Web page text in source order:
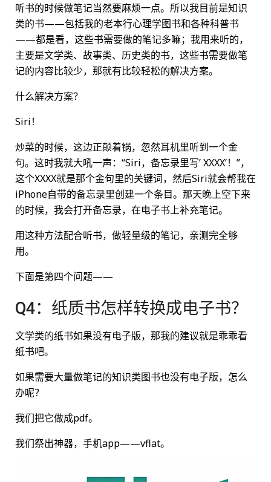
听书的时候做笔记当然要麻烦一点。所以我目前是知识
类的书——包括我的老本行心理学图书和各种科普书
——都是看，这些书需要做的笔记多嘛；我用来听的，
主要是文学类、故事类、历史类的书，这些书需要做笔
记的内容比较少，那就有比较轻松的解决方案。
什么解决方案？
Siri！
炒菜的时候，这边正颠着锅，忽然耳机里听到一个金
句。这时我就大吼一声：“Siri，备忘录里写’ XXXX’！”，
这个XXXX就是那个金句里的关键词，然后Siri就会帮我在
iPhone自带的备忘录里创建一个条目。那天晚上空下来
的时候，我会打开备忘录，在电子书上补充笔记。
用这种方法配合听书，做轻量级的笔记，亲测完全够
用。
下面是第四个问题——
Q4：纸质书怎样转换成电子书？
文学类的纸书如果没有电子版，那我的建议就是乖乖看
纸书吧。
如果需要大量做笔记的知识类图书也没有电子版，怎么
办呢？
我们把它做成pdf。
我们祭出神器，手机app——vflat。